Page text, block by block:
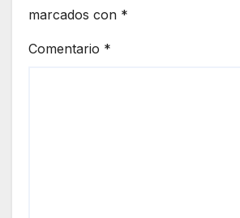
marcados con *
Comentario *